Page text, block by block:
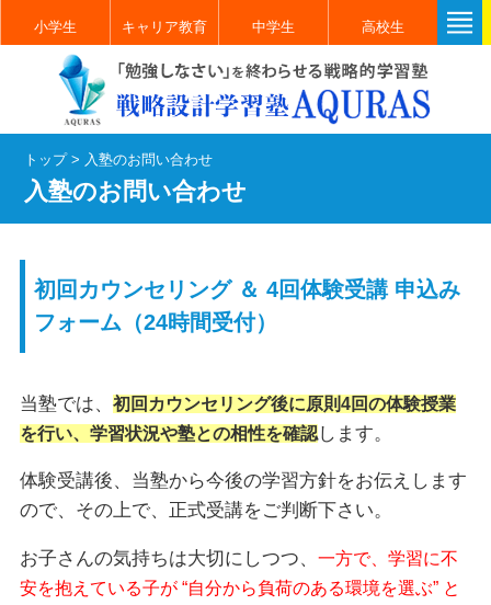
小学生 キャリア教育 中学生 高校生
トップ> 入塾のお問い合わせ
入塾のお問い合わせ
初回カウンセリング ＆ 4回体験受講 申込み
フォーム（24時間受付）
当塾では、 初回カウンセリング後に原則4回の体験授業
を行い、学習状況や塾との相性を確認します。
体験受講後、当塾から今後の学習方針をお伝えします
ので、その上で、正式受講をご判断下さい。
お子さんの気持ちは大切にしつつ、 一方で、学習に不
安を抱えている子が “自分から負荷のある環境を選ぶ” と